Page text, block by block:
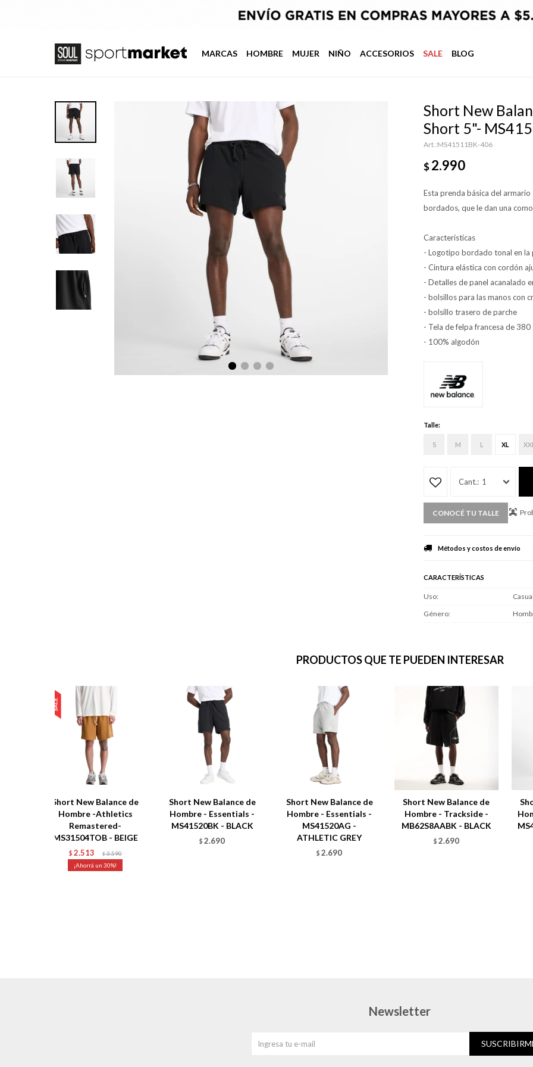
MARCAS HOMBRE MUJER NIÑO ACCESORIOS SALE BLOG
Short New
Short 5"-
MS41511BK-406
$2.990
Esta prenda básica del
bordados, que le dan una
Características
- Logotipo bordado tonal en
- Cintura elástica con cordón
- Detalles de panel acanalado
- bolsillos para las manos con
- bolsillo trasero de parche
- Tela de felpa francesa de 380
- 100% algodón
Talle:
S M L XL
1
CONOCÉ TU TALLE
Métodos y costos de envío
CARACTERÍSTICAS
Uso
Género
PRODUCTOS QUE TE PUEDEN INTERESAR
Short New Balance de
Hombre -Athletics
Remastered-
MS31504TOB - BEIGE
$ 2.513 $ 3.590
30
Short New Balance de
Hombre - Essentials -
MS41520BK - BLACK
$ 2.690
Short New Balance de
Hombre - Essentials -
MS41520AG -
ATHLETIC GREY
$ 2.690
Short New Balance de
Hombre - Trackside -
MB62S8AABK - BLACK
$ 2.690
Newsletter